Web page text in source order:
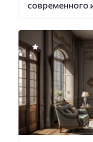
современного